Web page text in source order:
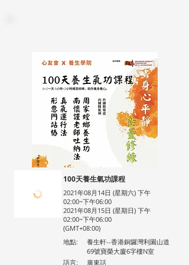
100天養生氣功課程
2021年08月14日 (星期六) 下午
02:00~下午06:00
2021年08月15日 (星期日) 下午
02:00~下午06:00
(GMT+08:00)
地點:
養生軒--香港銅鑼灣利園山道
69號寶榮大廈6字樓N室
語言:
廣東話